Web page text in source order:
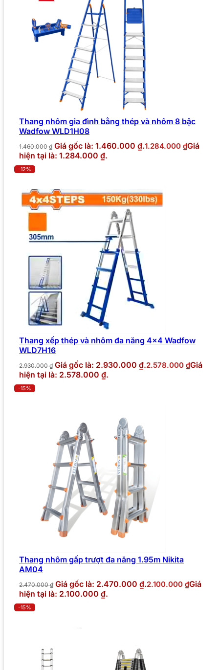
Thang nhôm gia đình bằng thép và nhôm 8 bậc
Wadfow WLD1H08
1.460.000₫ Giá gốc là: 1.460.000 ₫.1.284.000 ₫Giá
hiện tại là: 1.284.000 ₫.
-12%
Thang xếp thép và nhôm đa năng 4×4 Wadfow
WLD7H16
2.930.000₫ Giá gốc là: 2.930.000 ₫.2.578.000 ₫Giá
hiện tại là: 2.578.000 ₫.
-15%
Thang nhôm gấp trượt đa năng 1.95m Nikita
AM04
2.470.000₫ Giá gốc là: 2.470.000 ₫.2.100.000 ₫Giá
hiện tại là: 2.100.000 ₫.
-15%